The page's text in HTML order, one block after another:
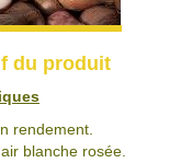
du produit
rendement.
blanche rosée.